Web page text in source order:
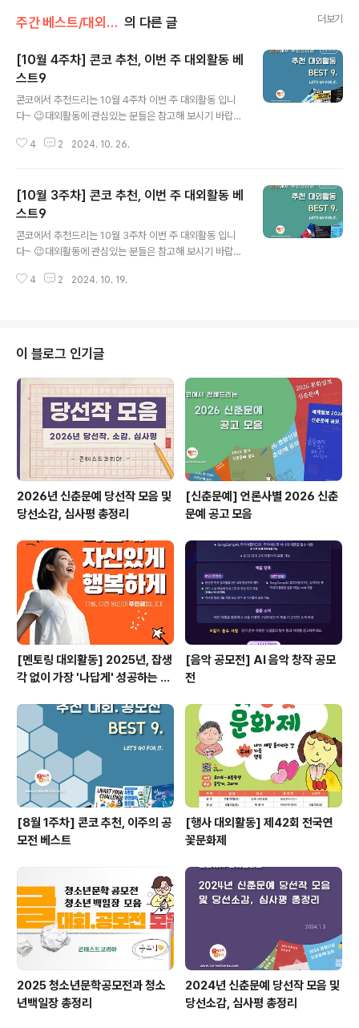
주간 베스트/대외활동 의 다른 글 더보기
[10월 4주차] 콘코 추천, 이번 주 대외활동 베
스트9
콘코에서 추천드리는 10월 4주차 이번 주 대외활동 입니
다~ 😉대외활동에 관심있는 분들은 참고해 보시기 바랍니
로트렉 : 몽마르트의 별] 전시 서포터즈 2차 모집 ✔ [굿네
과정✔ 2024 문화체육관광 디지털혁신 포럼✔ 제12회 범
정부 공공데이터 활용 창업경진대회 왕중왕전 국민대표평
가단 모집 ✔ 2024년 여성가족부지원 북부새일센터 AI를
활용한 NEW 트렌드 e커머스 창업과정 ✔ [다양성TALK]
로젝트 ] 취업역량교육 참가자 모집​* 자세한 내용은 뉴스
4 2 2024. 10. 26.
[10월 3주차] 콘코 추천, 이번 주 대외활동 베
스트9
콘코에서 추천드리는 10월 3주차 이번 주 대외활동 입니
다~ 😉대외활동에 관심있는 분들은 참고해 보시기 바랍니
고 갓생사는 방법 | 자기계발 주말 명상캠프 ✔ 클라우드 데
SAVE THE HERO 서포터즈 모집 ✔ 디지털전환 시대의
정보보호 전문가 과정 교육생 모집 ✔ 2024 글로벌리더스
포럼(GLF) 대학생 서포터즈 모집 ✔ 2024 문화체육관광
디지털혁신 포럼 ​* 자세한 내용은 뉴스카드를 클릭하시면
확인하실 수 있습니다. 자세한 내용은 콘테스트코리아 홈
페이지에..
4 2 2024. 10. 19.
이 블로그 인기글
2026년 신춘문예 당선작 모음 및
당선소감, 심사평 총정리
[신춘문예] 언론사별 2026 신춘
문예 공고 모음
[멘토링 대외활동] 2025년, 잡생
각 없이 가장 '나답게' 성공하는 법
[음악 공모전] AI 음악 창작 공모
전
[8월 1주차] 콘코 추천, 이주의 공
모전 베스트
[행사 대외활동] 제42회 전국연
꽃문화제
2025 청소년문학공모전과 청소
년백일장 총정리
2024년 신춘문예 당선작 모음 및
당선소감, 심사평 총정리